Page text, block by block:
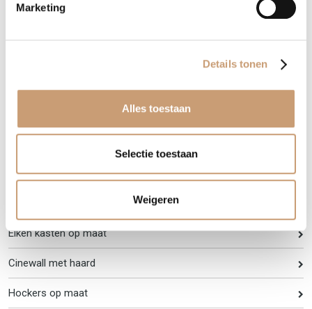
Marketing
Details tonen
Alles toestaan
Selectie toestaan
Weigeren
Lampenkappen op maat
TV Lift op maat voor bedden
Eiken kasten op maat
Cinewall met haard
Hockers op maat